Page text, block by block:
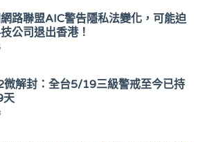
路聯盟AIC警告隱私法變化，可能迫
公司退出香港！
解封：全台5/19三級警戒至今已持
天